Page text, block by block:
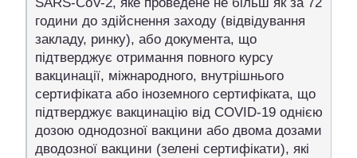
години до здійснення заходу (відвідування
закладу, ринку), або документа, що
підтверджує отримання повного курсу
вакцинації, міжнародного, внутрішнього
сертифіката або іноземного сертифіката, що
підтверджує вакцинацію від COVID-19 однією
дозою однодозної вакцини або двома дозами
дводозної вакцини (зелені сертифікати), які